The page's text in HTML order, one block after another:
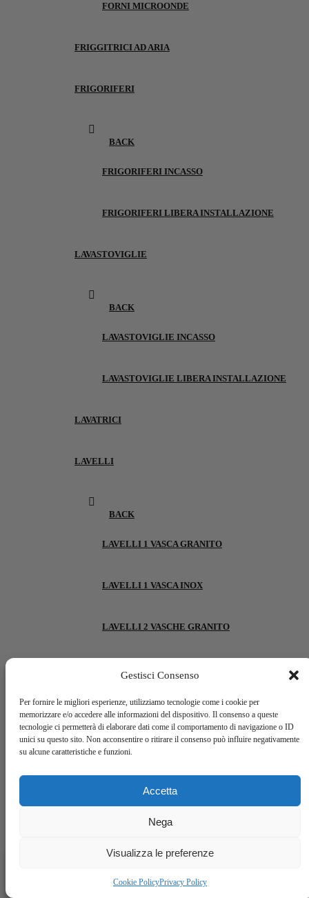
Gestisci Consenso
Per fornire le migliori esperienze, utilizziamo tecnologie come i cookie per
memorizzare e/o accedere alle informazioni del dispositivo. Il consenso a queste
tecnologie ci permetterà di elaborare dati come il comportamento di navigazione o ID
unici su questo sito. Non acconsentire o ritirare il consenso può influire negativamente
su alcune caratteristiche e funzioni.
Accetta
Nega
Visualizza le preferenze
Cookie PolicyPrivacy Policy
FORNI MICROONDE
FRIGGITRICI AD ARIA
FRIGORIFERI
BACK
FRIGORIFERI INCASSO
FRIGORIFERI LIBERA INSTALLAZIONE
LAVASTOVIGLIE
BACK
LAVASTOVIGLIE INCASSO
LAVASTOVIGLIE LIBERA INSTALLAZIONE
LAVATRICI
LAVELLI
BACK
LAVELLI 1 VASCA GRANITO
LAVELLI 1 VASCA INOX
LAVELLI 2 VASCHE GRANITO
SIFONI E ACCESSORI
PIANI COTTURA